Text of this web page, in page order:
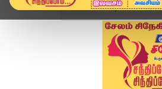
Home வீடியோ ஸ்டோரி